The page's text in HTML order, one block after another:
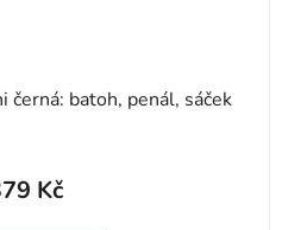
černá: batoh, penál, sáček
Kč